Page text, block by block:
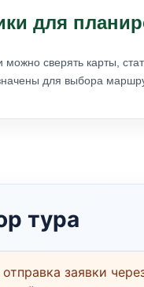
для
сверять карты,
для выбора
тура
отправка заявки